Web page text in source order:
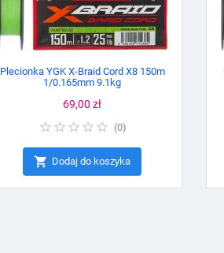
Plecionka YGK X-Braid Cord X8 150m
1/0.165mm 9.1kg
Cena
69,00 zł
(0)
 Dodaj do koszyka